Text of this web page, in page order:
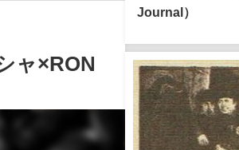
ャ×RON
Journal）